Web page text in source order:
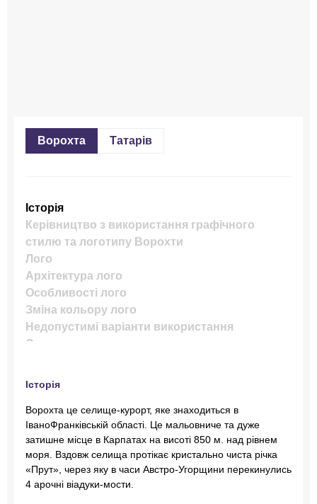
Історія
Ворохта це селище-курорт, яке знаходиться в
ІваноФранківській області. Це мальовниче та дуже
затишне місце в Карпатах на висоті 850 м. над рівнем
моря. Вздовж селища протікає кристально чиста річка
«Прут», через яку в часи Австро-Угорщини перекинулись
4 арочні віадуки-мости.
Ворохта Татарів
Історія
Керівництво з використання графічного
стилю та логотипу Ворохти
Лого
Архітектура лого
Особливості лого
Зміна кольору лого
Недопустимі варіанти використання
Слоган
Шрифт та типографіка
Орнаменти
Атоми
Молекули
Організми